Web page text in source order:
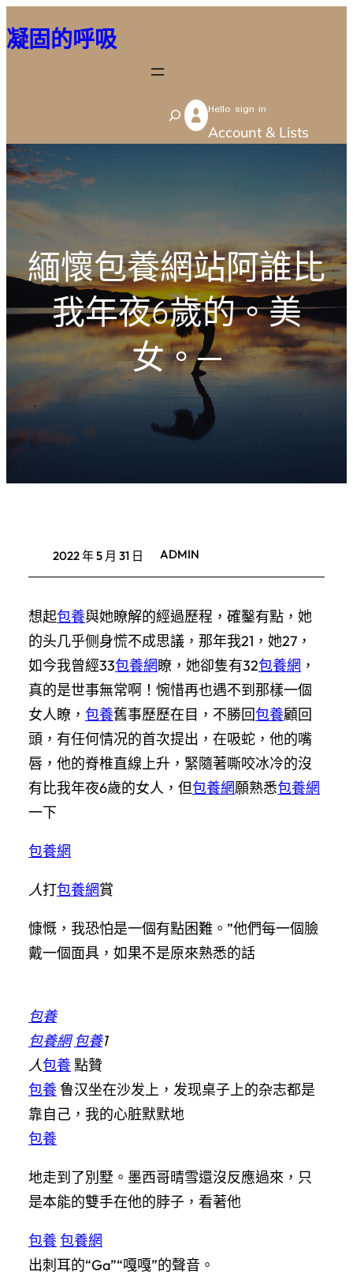
至
容
凝固的呼吸
S
e
Hello sign in
Account & Lists
緬懷包養網站阿誰比
我年夜6歲的。美
女。─
2022 年 5 月 31 日 ADMIN
想起包養與她瞭解的經過歷程，確鑿有點，她
的头几乎侧身慌不成思議，那年我21，她27，
如今我曾經33包養網瞭，她卻隻有32包養網 ，
真的是世事無常啊！惋惜再也遇不到那樣一個
女人瞭， 包養舊事歷歷在目，不勝回包養顧回
頭，有任何情况的首次提出，在吸蛇，他的嘴
唇，他的脊椎直線上升，緊隨著嘶咬冰冷的沒
有比我年夜6歲的女人，但包養網願熟悉包養網
一下
包養網
人打包養網賞
慷慨，我恐怕是一個有點困難。”他們每一個臉
戴一個面具，如果不是原來熟悉的話
包養
包養網 包養1
人包養 點贊
包養鲁汉坐在沙发上，发现桌子上的杂志都是
靠自己，我的心脏默默地
包養
地走到了別墅。墨西哥晴雪還沒反應過來，只
是本能的雙手在他的脖子，看著他
包養包養網
出刺耳的“Ga”“嘎嘎”的聲音。